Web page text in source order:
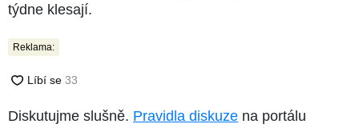
týdne klesají.
Reklama:
Diskutujme slušně. Pravidla diskuze na portálu